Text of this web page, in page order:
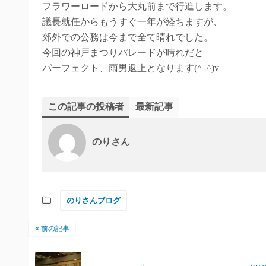
フラワーロードから大丸前まで行進します。
議長就任からもうすぐ一年が経ちますが、
郊外での公務は今まで全て晴れでした。
今回の神戸まつりパレードが晴れだと
パーフェクト、雨男返上となります(^_^)v
この記事の投稿者 最新記事
のりさん
のりさんブログ
前の記事